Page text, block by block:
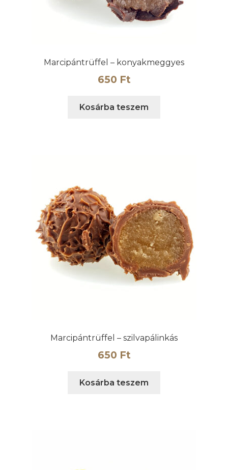
Marcipántrüffel – konyakmeggyes
650 Ft
Kosárba teszem
Marcipántrüffel – szilvapálinkás
650 Ft
Kosárba teszem